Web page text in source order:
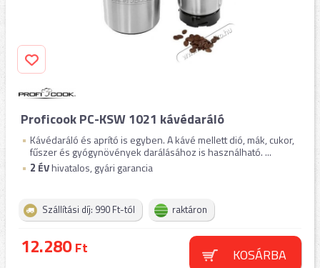
Proficook PC-KSW 1021 kávédaráló
Kávédaráló és aprító is egyben. A kávé mellett dió, mák, cukor,
fűszer és gyógynövények darálásához is használható. ...
2 ÉVhivatalos, gyári garancia
Szállítási díj: 990 Ft-tól raktáron
12.280Ft KOSÁRBA